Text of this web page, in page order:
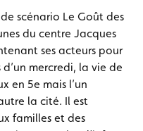
scénario Le Goût des
du centre Jacques
ses acteurs pour
mercredi, la vie de
en 5e mais l’un
la cité. Il est
familles et des